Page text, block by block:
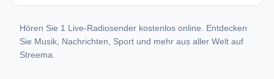
Hören Sie 1 Live-Radiosender kostenlos online. Entdecken
Sie Musik, Nachrichten, Sport und mehr aus aller Welt auf
Streema.